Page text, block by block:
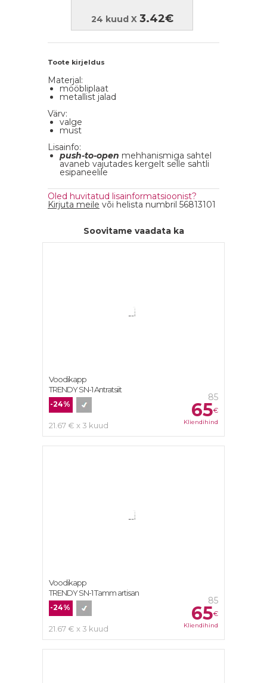
24 kuud X 3.42€
Toote kirjeldus
Materjal:
mööbliplaat
metallist jalad
Värv:
valge
must
Lisainfo:
push-to-open mehhanismiga sahtel
avaneb vajutades kergelt selle sahtli
esipaneelile
Oled huvitatud lisainformatsioonist?
Kirjuta meile või helista numbril 56813101
Soovitame vaadata ka
85
65€
Kliendihind
-24%
21.67 € x 3 kuud
Voodikapp
TRENDY SN-1 Antratsiit
85
65€
Kliendihind
-24%
21.67 € x 3 kuud
Voodikapp
TRENDY SN-1 Tamm artisan